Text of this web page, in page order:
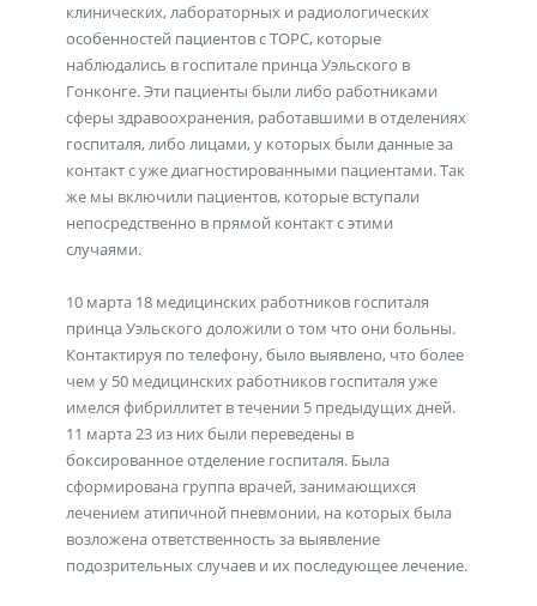
клинических, лабораторных и радиологических
особенностей пациентов с ТОРС, которые
наблюдались в госпитале принца Уэльского в
Гонконге. Эти пациенты были либо работниками
сферы здравоохранения, работавшими в отделениях
госпиталя, либо лицами, у которых были данные за
контакт с уже диагностированными пациентами. Так
же мы включили пациентов, которые вступали
непосредственно в прямой контакт с этими
случаями.
10 марта 18 медицинских работников госпиталя
принца Уэльского доложили о том что они больны.
Контактируя по телефону, было выявлено, что более
чем у 50 медицинских работников госпиталя уже
имелся фибриллитет в течении 5 предыдущих дней.
11 марта 23 из них были переведены в
боксированное отделение госпиталя. Была
сформирована группа врачей, занимающихся
лечением атипичной пневмонии, на которых была
возложена ответственность за выявление
подозрительных случаев и их последующее лечение.